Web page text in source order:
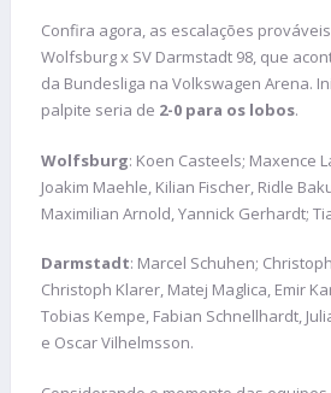
Confira agora, as escalações
Wolfsburg x SV Darmstadt 98, que
da Bundesliga na Volkswagen Arena.
palpite seria de 2-0 para os lobos.
Wolfsburg: Koen Casteels; Maxence
Joakim Maehle, Kilian Fischer, Ridle
Maximilian Arnold, Yannick Gerhardt;
Darmstadt: Marcel Schuhen;
Christoph Klarer, Matej Maglica, Emir
Tobias Kempe, Fabian Schnellhardt,
e Oscar Vilhelmsson.